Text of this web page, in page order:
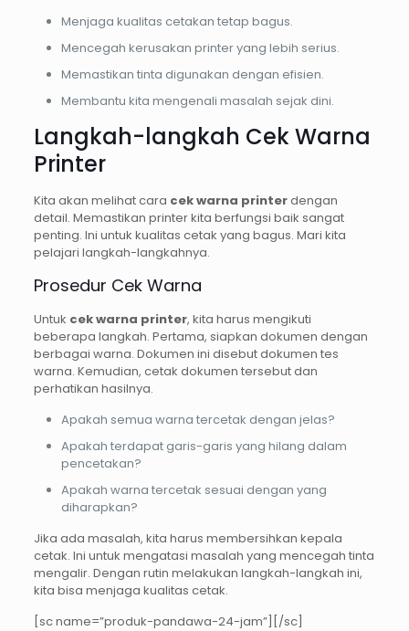
Menjaga kualitas cetakan tetap bagus.
Mencegah kerusakan printer yang lebih serius.
Memastikan tinta digunakan dengan efisien.
Membantu kita mengenali masalah sejak dini.
Langkah-langkah Cek Warna
Printer
Kita akan melihat cara cek warna printerdengan
detail. Memastikan printer kita berfungsi baik sangat
penting. Ini untuk kualitas cetak yang bagus. Mari kita
pelajari langkah-langkahnya.
Prosedur Cek Warna
Untuk cek warna printer, kita harus mengikuti
beberapa langkah. Pertama, siapkan dokumen dengan
berbagai warna. Dokumen ini disebut dokumen tes
warna. Kemudian, cetak dokumen tersebut dan
perhatikan hasilnya.
Apakah semua warna tercetak dengan jelas?
Apakah terdapat garis-garis yang hilang dalam
pencetakan?
Apakah warna tercetak sesuai dengan yang
diharapkan?
Jika ada masalah, kita harus membersihkan kepala
cetak. Ini untuk mengatasi masalah yang mencegah tinta
mengalir. Dengan rutin melakukan langkah-langkah ini,
kita bisa menjaga kualitas cetak.
[sc name=”produk-pandawa-24-jam”][/sc]